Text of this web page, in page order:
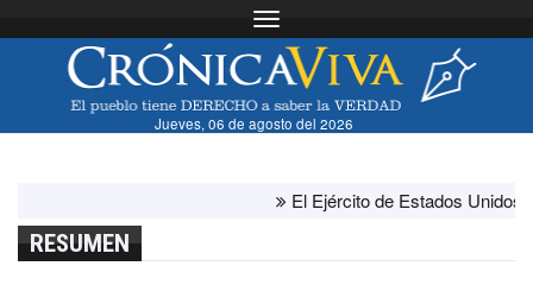
Toggle navigation
Jueves, 06 de agosto del 2026
El Ejército de Estados Unidos ha
RESUMEN